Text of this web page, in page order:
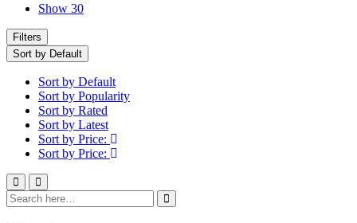
Show 30
Filters
Sort by Default
Sort by Default
Sort by Popularity
Sort by Rated
Sort by Latest
Sort by Price:
Sort by Price: